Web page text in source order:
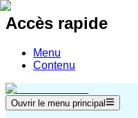
Accès rapide
Menu
Contenu
Ouvrir le menu principal